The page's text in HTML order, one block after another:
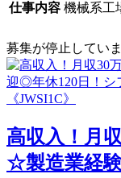
仕事内容 機械系工
募集が停止してい
高収入！月
☆製造業経